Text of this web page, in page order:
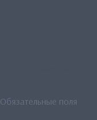
Обязательные поля